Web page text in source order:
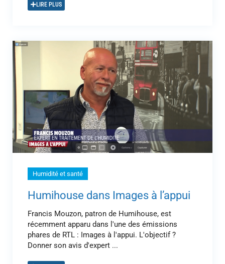
LIRE PLUS
Humidité et santé
Humihouse dans Images à l’appui
Francis Mouzon, patron de Humihouse, est
récemment apparu dans l'une des émissions
phares de RTL : Images à l'appui. L'objectif ?
Donner son avis d'expert ...